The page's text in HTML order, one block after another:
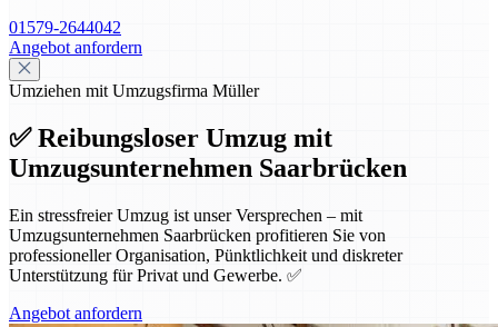
01579-2644042
Angebot anfordern
Umziehen mit Umzugsfirma Müller
✅ Reibungsloser Umzug mit
Umzugsunternehmen Saarbrücken
Ein stressfreier Umzug ist unser Versprechen – mit
Umzugsunternehmen Saarbrücken profitieren Sie von
professioneller Organisation, Pünktlichkeit und diskreter
Unterstützung für Privat und Gewerbe. ✅
Angebot anfordern